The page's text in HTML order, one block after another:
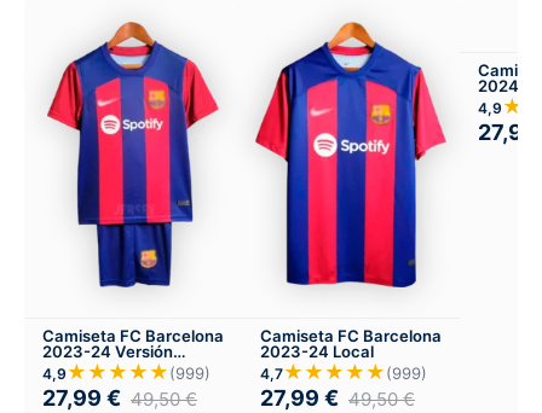
Camiseta FC Barcelona
2023-24 Versión
Infantil Local
4,9 ★★★★★(999)
27,99 € 49,50€
Camiseta FC Barcelona
2023-24 Local
4,7★★★★★(999)
27,99 € 49,50€
2024-
4,9
27,99